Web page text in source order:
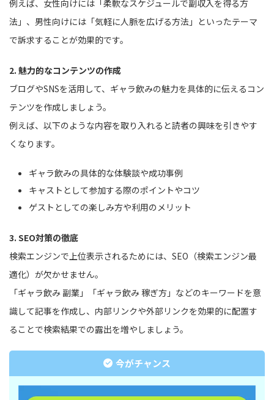
例えば、女性向けには「柔軟なスケジュールで副収入を得る方
法」、男性向けには「気軽に人脈を広げる方法」といったテーマ
で訴求することが効果的です。
2. 魅力的なコンテンツの作成
ブログやSNSを活用して、ギャラ飲みの魅力を具体的に伝えるコン
テンツを作成しましょう。
例えば、以下のような内容を取り入れると読者の興味を引きやす
くなります。
ギャラ飲みの具体的な体験談や成功事例
キャストとして参加する際のポイントやコツ
ゲストとしての楽しみ方や利用のメリット
3. SEO対策の徹底
検索エンジンで上位表示されるためには、SEO（検索エンジン最
適化）が欠かせません。
「ギャラ飲み 副業」「ギャラ飲み 稼ぎ方」などのキーワードを意
識して記事を作成し、内部リンクや外部リンクを効果的に配置す
ることで検索結果での露出を増やしましょう。
今がチャンス